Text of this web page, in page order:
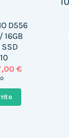
D556
16GB
SSD
€.
€El
es:
207,00 €.